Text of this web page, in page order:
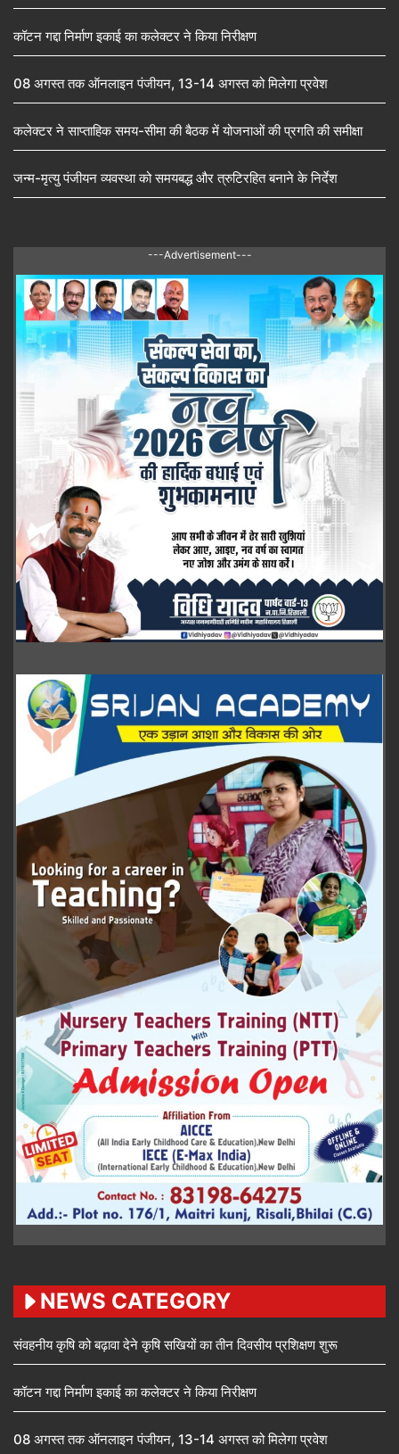
कॉटन गद्दा निर्माण इकाई का कलेक्टर ने किया निरीक्षण
08 अगस्त तक ऑनलाइन पंजीयन, 13-14 अगस्त को मिलेगा प्रवेश
कलेक्टर ने साप्ताहिक समय-सीमा की बैठक में योजनाओं की प्रगति की समीक्षा
जन्म-मृत्यु पंजीयन व्यवस्था को समयबद्ध और त्रुटिरहित बनाने के निर्देश
---Advertisement---
NEWS CATEGORY
संवहनीय कृषि को बढ़ावा देने कृषि सखियों का तीन दिवसीय प्रशिक्षण शुरू
कॉटन गद्दा निर्माण इकाई का कलेक्टर ने किया निरीक्षण
08 अगस्त तक ऑनलाइन पंजीयन, 13-14 अगस्त को मिलेगा प्रवेश